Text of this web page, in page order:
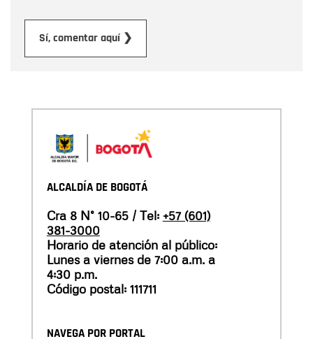
Sí, comentar aquí ❯
ALCALDÍA DE BOGOTÁ
Cra 8 N° 10-65 / Tel: +57 (601)
381-3000
Horario de atención al público:
Lunes a viernes de 7:00 a.m. a
4:30 p.m.
Código postal: 111711
NAVEGA POR PORTAL